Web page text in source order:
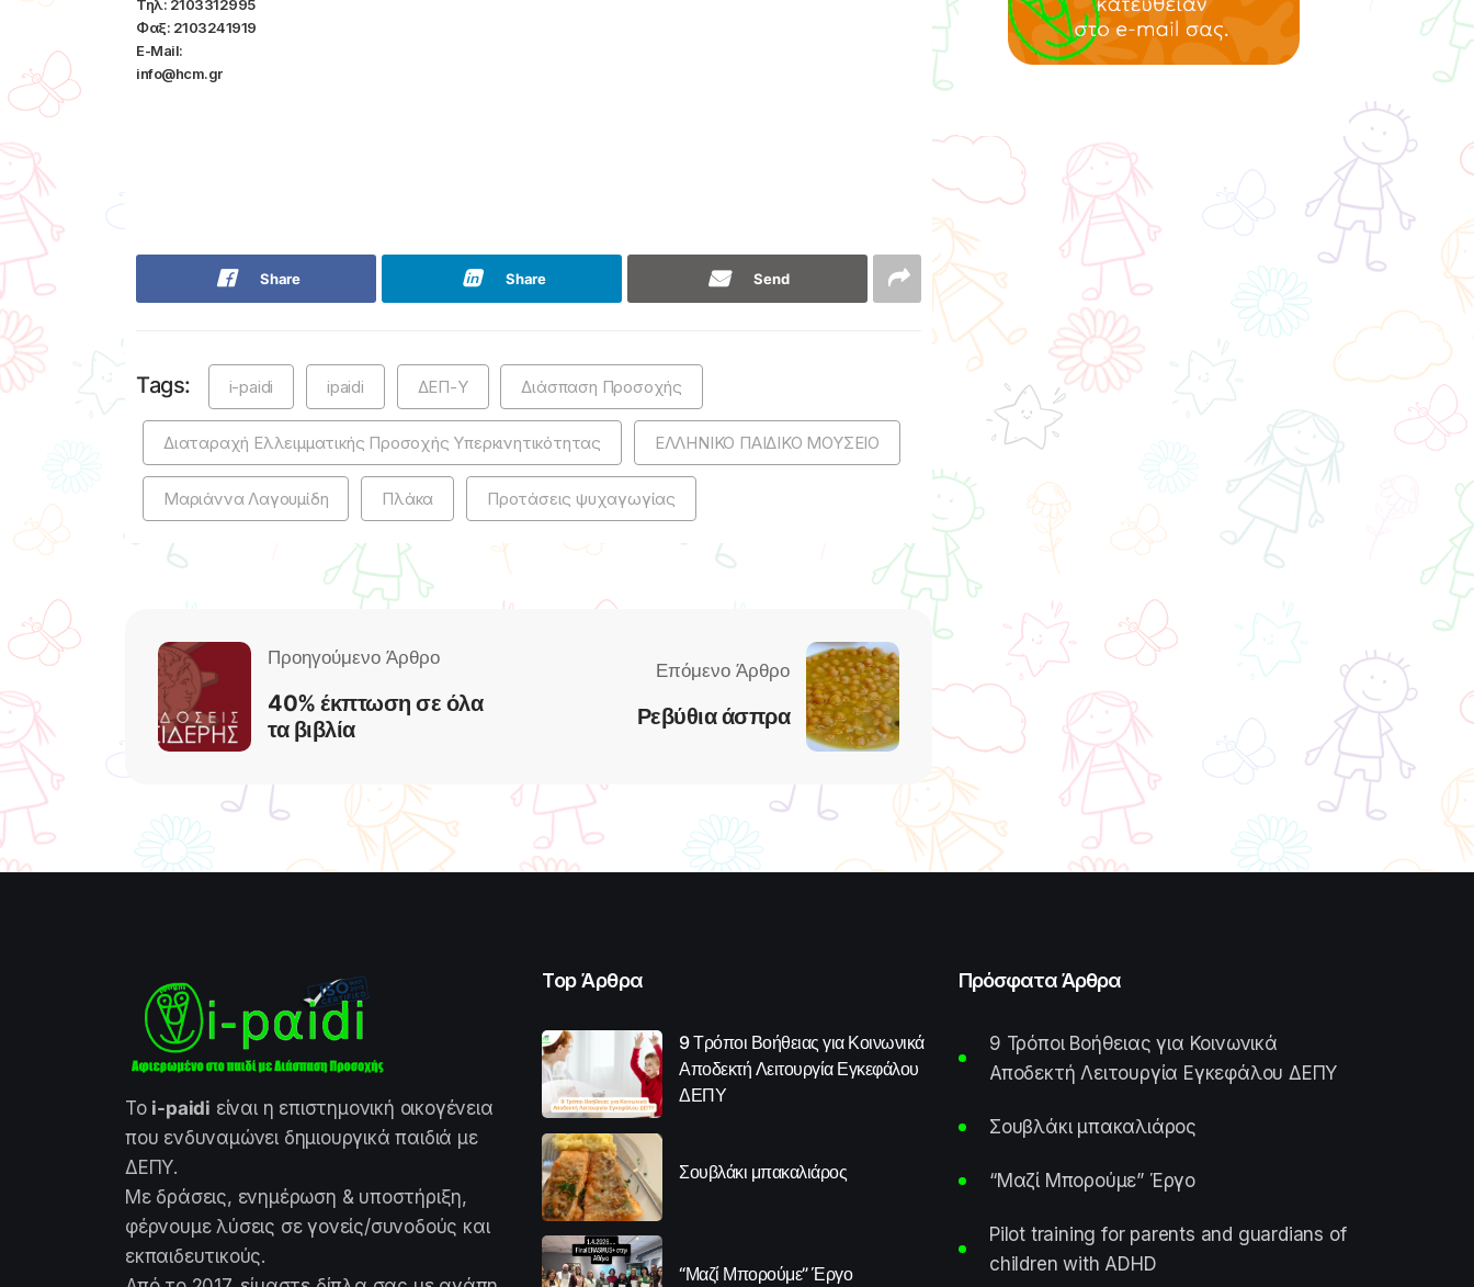
Τηλ: 2103312995
Φαξ: 2103241919
E-Mail:
info@hcm.gr
Share Share Send
Tags: i-paidi ipaidi ΔΕΠ-Υ Διάσπαση Προσοχής
Διαταραχή Ελλειμματικής Προσοχής Υπερκινητικότητας ΕΛΛΗΝΙΚΟ ΠΑΙΔΙΚΟ ΜΟΥΣΕΙΟ
Μαριάννα Λαγουμίδη Πλάκα Προτάσεις ψυχαγωγίας
40% έκπτωση σε όλα
τα βιβλία
Ρεβύθια άσπρα
Το i-paidi είναι η επιστημονική οικογένεια
που ενδυναμώνει δημιουργικά παιδιά με
ΔΕΠΥ.
Με δράσεις, ενημέρωση & υποστήριξη,
φέρνουμε λύσεις σε γονείς/συνοδούς και
εκπαιδευτικούς.
Top Άρθρα
9 Τρόποι Βοήθειας για Κοινωνικά
Αποδεκτή Λειτουργία Εγκεφάλου
ΔΕΠΥ
Σουβλάκι μπακαλιάρος
“Μαζί Μπορούμε” Έργο
Πρόσφατα Άρθρα
9 Τρόποι Βοήθειας για Κοινωνικά
Αποδεκτή Λειτουργία Εγκεφάλου ΔΕΠΥ
Σουβλάκι μπακαλιάρος
“Μαζί Μπορούμε” Έργο
Pilot training for parents and guardians of
children with ADHD